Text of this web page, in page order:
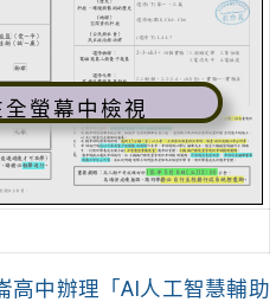
全螢幕中檢視
高中辦理「AI人工智慧輔助